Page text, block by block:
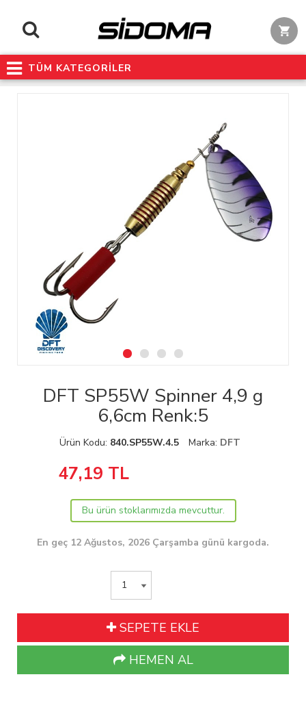
TÜM KATEGORİLER
DFT SP55W Spinner 4,9 g
6,6cm Renk:5
Ürün Kodu: 840.SP55W.4.5 Marka: DFT
47,19 TL
Bu ürün stoklarımızda mevcuttur.
En geç 12 Ağustos, 2026 Çarşamba günü kargoda.
SEPETE EKLE
HEMEN AL